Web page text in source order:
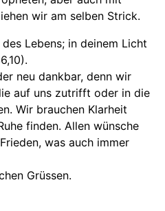
wir am selben Strick.
Lebens; in deinem Licht
neu dankbar, denn wir
auf uns zutrifft oder in die
Wir brauchen Klarheit
finden. Allen wünsche
was auch immer
Grüssen.